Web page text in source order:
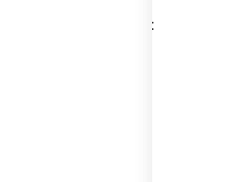
Категории товара: